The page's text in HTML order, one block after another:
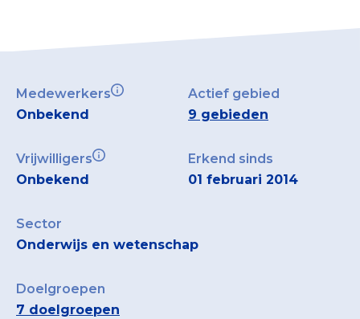
Medewerkers
Onbekend
Actief gebied
9 gebieden
Vrijwilligers
Onbekend
Erkend sinds
01 februari 2014
Sector
Onderwijs en wetenschap
Doelgroepen
7 doelgroepen